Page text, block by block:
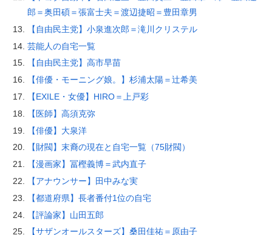
郎＝奥田碩＝張富士夫＝渡辺捷昭＝豊田章男
【自由民主党】小泉進次郎＝滝川クリステル
芸能人の自宅一覧
【自由民主党】高市早苗
【俳優・モーニング娘。】杉浦太陽＝辻希美
【EXILE・女優】HIRO＝上戸彩
【医師】高須克弥
【俳優】大泉洋
【財閥】末裔の現在と自宅一覧（75財閥）
【漫画家】冨樫義博＝武内直子
【アナウンサー】田中みな実
【都道府県】長者番付1位の自宅
【評論家】山田五郎
【サザンオールスターズ】桑田佳祐＝原由子